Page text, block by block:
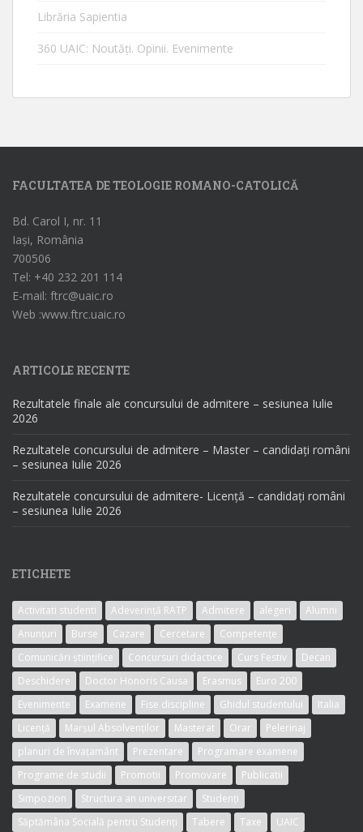
Librăria Sapientia
360 UAIC: Noutăţi. Opinii. Evenimente
FACULTATEA DE TEOLOGIE ROMANO-CATOLICĂ
Bd. Carol I, nr. 11
Iași, România
700506
Tel: +40 232 201 114
E-mail: ftrc@uaic.ro
Web :www.ftrc.uaic.ro
ARTICOLE RECENTE
Rezultatele finale ale concursului de admitere – sesiunea Iulie
2026
Rezultatele concursului de admitere – Master – candidați români
– sesiunea Iulie 2026
Rezultatele concursului de admitere- Licență – candidați români
– sesiunea Iulie 2026
ETICHETE
Activitati studenti Adeverință RATP Admitere alegeri
Alumni
Anunțuri
Burse Cazare Cercetare
Competențe
Comunicări științifice
Concursuri didactice Curs Festiv
Decan
Deschidere
Doctor Honoris Causa Erasmus
Euro 200
Evenimente
Examene Fise discipline Ghidul studentului
Italia
Licență
Marșul Absolvenților Masterat Orar
Pelerinaj
planuri de învațamânt
Prezentare
Programare examene
Programe de studii
Promotii Promovare
Publicatii
Simpozion
Structura an universitar
Studenți
Săptămâna Socială pentru Studenți
Tabere Taxe UAIC